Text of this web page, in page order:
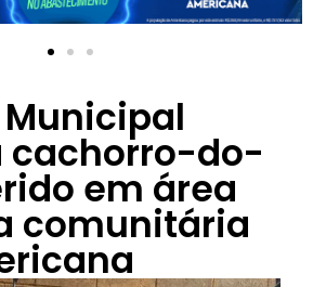
cachorro-do-
em área
comunitária